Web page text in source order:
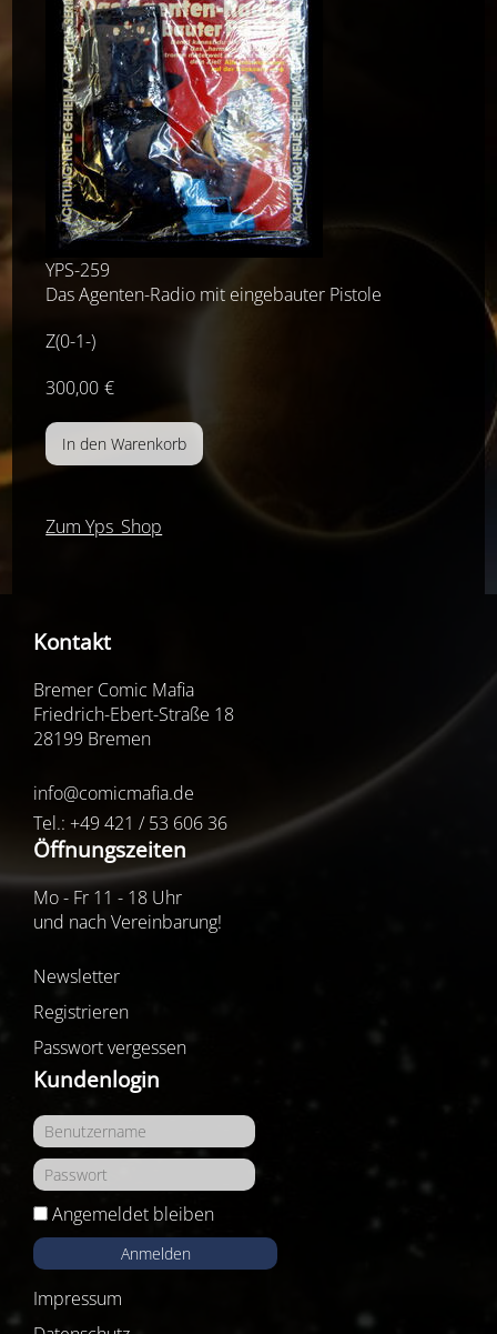
YPS-259
Das Agenten-Radio mit eingebauter Pistole
Z(0-1-)
300,00 €
Zum Yps_Shop
Kontakt
Bremer Comic Mafia
Friedrich-Ebert-Straße 18
28199 Bremen
info@comicmafia.de
Tel.: +49 421 / 53 606 36
Öffnungszeiten
Mo - Fr 11 - 18 Uhr
und nach Vereinbarung!
Newsletter
Registrieren
Passwort vergessen
Kundenlogin
Angemeldet bleiben
Anmelden
Impressum